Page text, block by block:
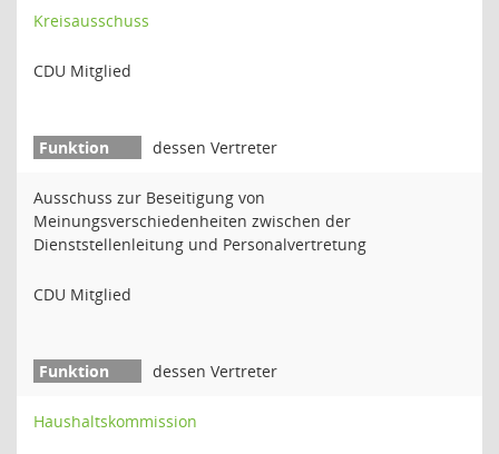
Kreisausschuss
CDU Mitglied
dessen Vertreter
Ausschuss zur Beseitigung von
Meinungsverschiedenheiten zwischen der
Dienststellenleitung und Personalvertretung
CDU Mitglied
dessen Vertreter
Haushaltskommission